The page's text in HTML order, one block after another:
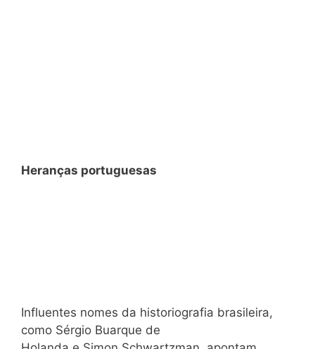
Heranças portuguesas
Influentes nomes da historiografia brasileira,
como Sérgio Buarque de